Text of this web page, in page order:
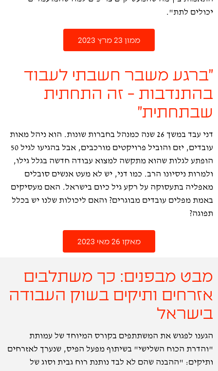
יכולים לתת".
ממון 23 מרץ 2023
"ברגע משבר חשבתי לעבוד
בהתנדבות - זה התחתית
שבתחתית"
דני עבד במשך 26 שנה כמנהל בחברות שונות. הוא ניהל מאות
עובדים, יזם והוביל פרויקטים מורכבים, אבל בהגיעו לגיל 50
הופתע לגלות שהוא מתקשה למצוא עבודה חדשה בגלל גילו,
ולמרות ניסיונו הרב. כמו דני, יש לא מעט אנשים סובלים
מאפליה בתעסוקה על רקע גיל כיום בישראל. האם מעסיקים
באמת מפלים עובדים מבוגרים? והאם ליכולות שלנו יש בכלל
תפוגה?
מאקו 26 מאי 2023
מבט מבפנים: כך משתלבים
אזרחים ותיקים בשוק העבודה
בישראל
הגענו לפגוש את המשתתפים בקורס המיוחד של עמותת
"והדרת הכוח השלישי" בשיתוף מפעל הפיס, שנערך לאזרחים
ותיקים: "ההבנה שהם לא לבד נותנת רוח גבית וסוג של